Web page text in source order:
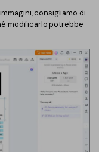
consigliamo di
modificarlo potrebbe